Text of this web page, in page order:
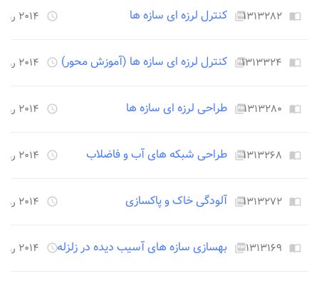
import_contacts ۱۳۱۳۲۸۲picture_as_pdf کنترل لرزه ای سازه ها access_time ۲۰۱۴ روز قبل
import_contacts ۱۳۱۳۳۲۴picture_as_pdf کنترل لرزه ای سازه ها (آموزش محور) access_time ۲۰۱۴ روز قبل
import_contacts ۱۳۱۳۲۸۰picture_as_pdf طراحی لرزه ای سازه ها access_time ۲۰۱۴ روز قبل
import_contacts ۱۳۱۳۲۶۸picture_as_pdf طراحی شبکه های آب و فاضلاب access_time ۲۰۱۴ روز قبل
import_contacts ۱۳۱۳۲۷۲picture_as_pdf آلودگی خاک و پاکسازی access_time ۲۰۱۴ روز قبل
import_contacts ۱۳۱۳۱۶۹picture_as_pdf بهسازی سازه های آسیب دیده در زلزلهaccess_time ۲۰۱۴ روز قبل